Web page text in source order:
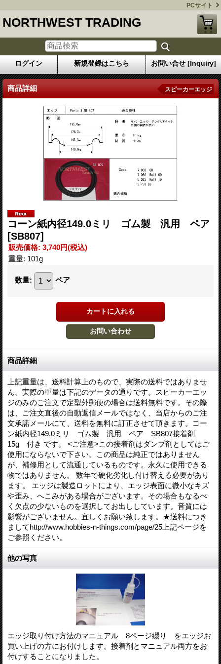
PCサイト
NORTHWEST TRADING
ログイン 新規登録はこちら お問い合せ [Inquiry]
商品詳細 スピーカーエッジ
コーン紙内径149.0ミリ ゴム製 汎用 ペア
[SB807]
販売価格: 3,740円(税込)
重量: 101g
数量: ペア
商品詳細
上記重量は、送料計算上のもので、実際の送料ではありませ
ん。実際の重量は下記のデータの通りです。スピーカーエッ
ジのみのご注文で定型外郵便の場合は送料無料です。その際
は、ご注文直後の自動返信メールではなく、当店からのご注
文承諾メールにて、送料を無料に訂正させて頂きます。コー
ン紙内径149.0ミリ ゴム製 汎用 ペア SB807接着剤
15g 付き です。 <ご注意>この接着剤はダンプ剤としてはご
使用にならないで下さい。この商品は純正ではありません
が、補修用として流通しているものです。永久に使用できる
物ではありません。 数年で硬化劣化し付け替える必要があり
ます。 エッジは製造ロットにより、エッジ表面に微小なキズ
や歪み、へこみがある場合がございます。その場合もなるべ
く欠点の少ないものを選択してお出ししています。音質には
影響がございません。宜しくお願い致します。★送料につき
ましてhttp://www.hobbies-n-things.com/page/25上記ページを
ご参照ください。
他の写真
エッジ取り付け方法のマニュアル 8ページ綴り をエッジお
買い上げの方にお付けします。接着剤とマニュアル両方をお
付けすることになりました。